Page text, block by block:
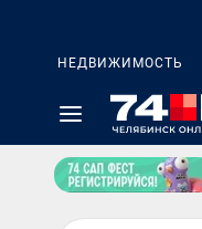
НЕДВИЖИМОСТЬ